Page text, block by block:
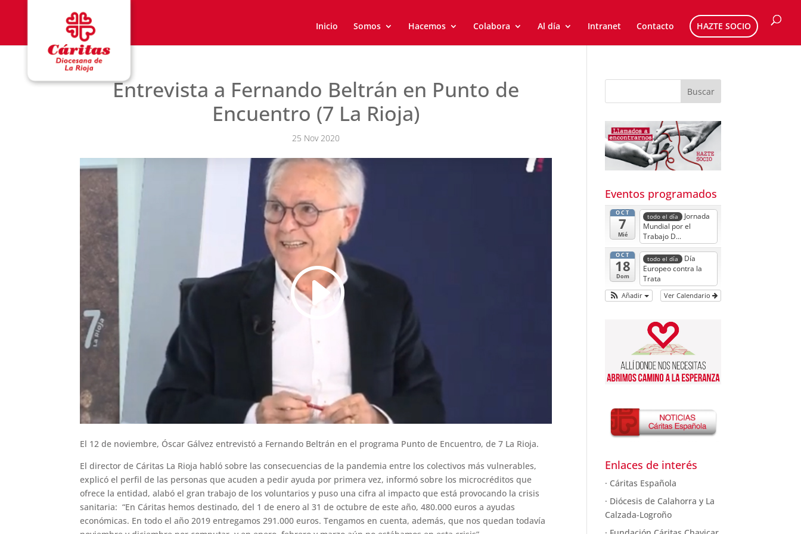
Inicio Somos Hacemos Colabora Al día Intranet Contacto HAZTE SOCIO
Entrevista a Fernando Beltrán en Punto de
Encuentro (7 La Rioja)
25 Nov 2020
El 12 de noviembre, Óscar Gálvez entrevistó a Fernando Beltrán en el programa Punto de Encuentro, de 7 La Rioja.
El director de Cáritas La Rioja habló sobre las consecuencias de la pandemia entre los colectivos más vulnerables,
explicó el perfil de las personas que acuden a pedir ayuda por primera vez, informó sobre los microcréditos que
ofrece la entidad, alabó el gran trabajo de los voluntarios y puso una cifra al impacto que está provocando la crisis
sanitaria: “En Cáritas hemos destinado, del 1 de enero al 31 de octubre de este año, 480.000 euros a ayudas
económicas. En todo el año 2019 entregamos 291.000 euros. Tengamos en cuenta, además, que nos quedan todavía
Eventos programados
OCT
7
Mié
todo el día
Jornada
Mundial por el
Trabajo D...
OCT
18
Dom
todo el día
Día
Europeo contra la
Trata
Ver Calendario
Añadir
Enlaces de interés
· Cáritas Española
· Diócesis de Calahorra y La
Calzada-Logroño